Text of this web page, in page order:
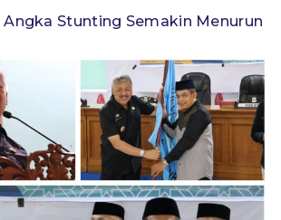
Angka Stunting Semakin Menurun